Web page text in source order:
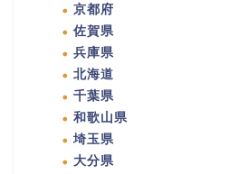
京都府
佐賀県
兵庫県
北海道
千葉県
和歌山県
埼玉県
大分県